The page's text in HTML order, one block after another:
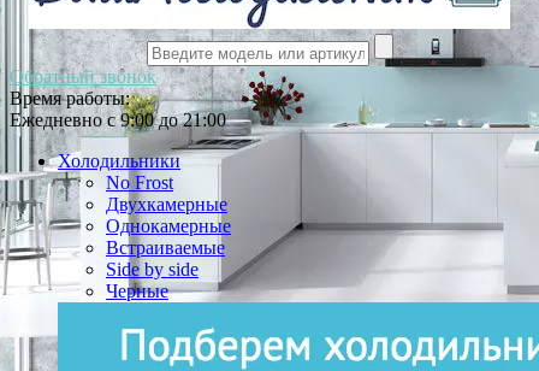
Обратный звонок
Время работы:
Ежедневно с 9:00 до 21:00
Холодильники
No Frost
Двухкамерные
Однокамерные
Встраиваемые
Side by side
Черные